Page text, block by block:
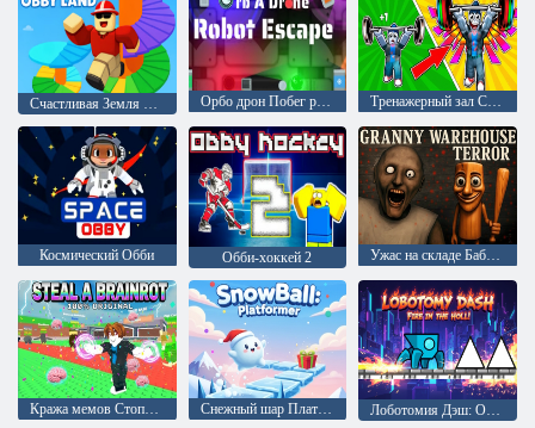
Орбо дрон Побег робота Тренажерный зал Симулятор Онлайн Побег
Космический Обби Обби-хоккей 2 Ужас на складе Бабушки
Кража мемов Стопроцентный оригинал Снежный шар Платформер Лоботомия Дэш: Огонь в Холле!